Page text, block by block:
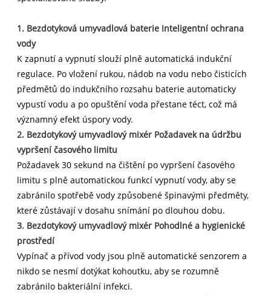
1. Bezdotyková umyvadlová baterie Inteligentní ochrana
vody
K zapnutí a vypnutí slouží plně automatická indukční
regulace. Po vložení rukou, nádob na vodu nebo čisticích
předmětů do indukčního rozsahu baterie automaticky
vypustí vodu a po opuštění voda přestane téct, což má
významný efekt úspory vody.
2. Bezdotykový umyvadlový mixér Požadavek na údržbu
vypršení časového limitu
Požadavek 30 sekund na čištění po vypršení časového
limitu s plně automatickou funkcí vypnutí vody, aby se
zabránilo spotřebě vody způsobené špinavými předměty,
které zůstávají v dosahu snímání po dlouhou dobu.
3. Bezdotykový umyvadlový mixér Pohodlné a hygienické
prostředí
Vypínač a přívod vody jsou plně automatické senzorem a
nikdo se nesmí dotýkat kohoutku, aby se rozumně
zabránilo bakteriální infekci.